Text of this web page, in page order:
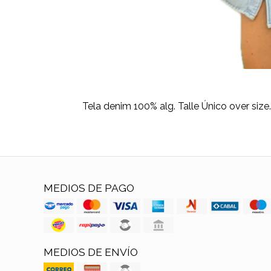
Tela denim 100% alg. Talle Único over size.
MEDIOS DE PAGO
MEDIOS DE ENVÍO